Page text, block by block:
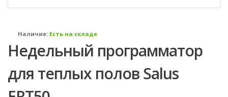
Наличие: Есть на складе
Недельный программатор
для теплых полов Salus